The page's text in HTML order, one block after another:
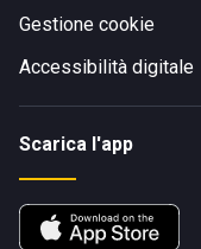
Gestione cookie
Accessibilità digitale
Scarica l'app